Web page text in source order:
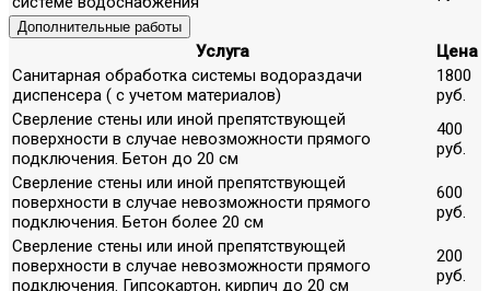
Дополнительные работы
Услуга
Цена
Санитарная обработка системы водораздачи
диспенсера ( с учетом материалов)
1800
руб.
Сверление стены или иной препятствующей
поверхности в случае невозможности прямого
подключения. Бетон до 20 см
400
руб.
Сверление стены или иной препятствующей
поверхности в случае невозможности прямого
подключения. Бетон более 20 см
600
руб.
Сверление стены или иной препятствующей
поверхности в случае невозможности прямого
подключения. Гипсокартон, кирпич до 20 см
200
руб.